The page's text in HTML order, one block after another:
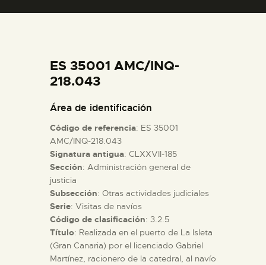
COLECCIONES
ESPAÑOL
PREPARAR LA VISITA
ACTIVIDADES
█
ES 35001 AMC/INQ-
218.043
Área de identificación
Código de referencia: ES 35001
AMC/INQ-218.043
Signatura antigua: CLXXVII-185
Sección: Administración general de
justicia
Subsección: Otras actividades judiciales
Serie: Visitas de navíos
Código de clasificación: 3.2.5
Título: Realizada en el puerto de La Isleta
(Gran Canaria) por el licenciado Gabriel
Martínez, racionero de la catedral, al navío